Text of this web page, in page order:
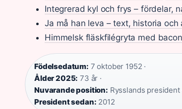
Integrerad kyl och frys – fördelar,
Ja må han leva – text, historia och
Himmelsk fläskfilégryta med
Födelsedatum: 7 oktober 1952 ·
Ålder 2025: 73 år ·
Nuvarande position: Rysslands president
President sedan: 2012